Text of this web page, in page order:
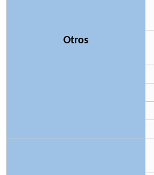
Otros